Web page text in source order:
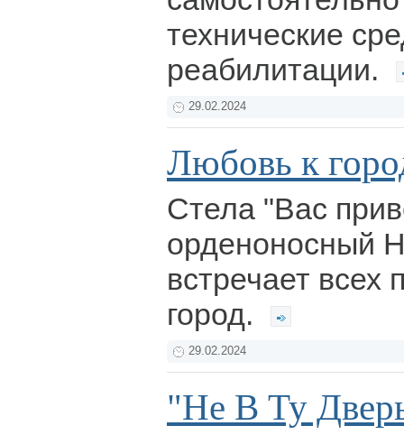
технические
реабилитации.
29.02.2024
Любовь к
Стела "Вас
орденоносный
встречает всех
город.
29.02.2024
"Не В Ту